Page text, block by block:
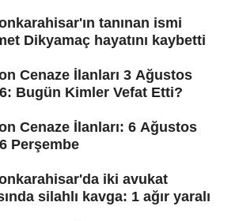
tanınan ismi
Dikyamaç hayatını kaybetti
Cenaze İlanları 3 Ağustos
Bugün Kimler Vefat Etti?
Cenaze İlanları: 6 Ağustos
Perşembe
iki avukat
silahlı kavga: 1 ağır yaralı